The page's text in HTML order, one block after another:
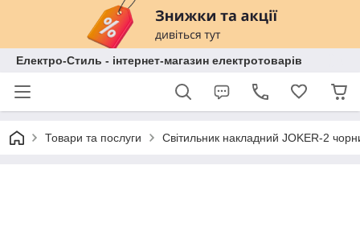
Електро-Стиль - інтернет-магазин електротоварів
Товари та послуги Світильник накладний JOKER-2